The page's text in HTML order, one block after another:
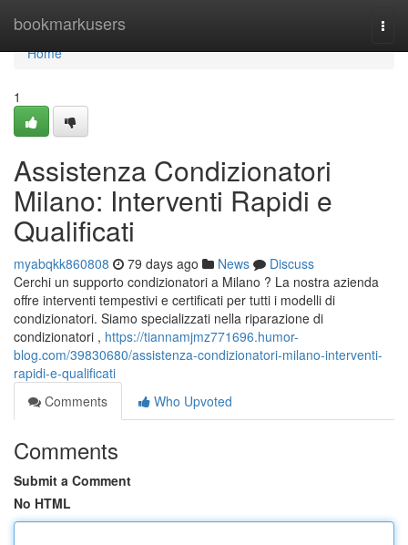
bookmarkusers
Home
Home
1
Assistenza Condizionatori
Milano: Interventi Rapidi e
Qualificati
myabqkk860808 79 days ago News
Discuss
Cerchi un supporto condizionatori a Milano ? La nostra azienda
offre interventi tempestivi e certificati per tutti i modelli di
condizionatori. Siamo specializzati nella riparazione di
condizionatori , https://tiannamjmz771696.humor-
blog.com/39830680/assistenza-condizionatori-milano-interventi-
rapidi-e-qualificati
Comments
Who Upvoted
Comments
Submit a Comment
No HTML